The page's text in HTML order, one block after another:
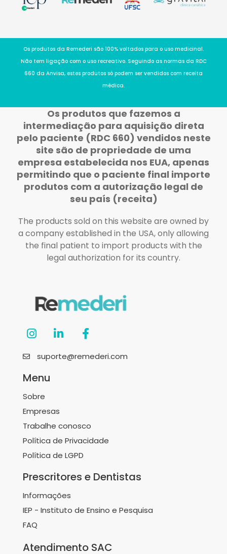
Os produtos da Remederi são 100% voltados para o uso medicinal.
Não tem ligação com o uso recreativo. Seguindo as normas da RDC
660 da Anvisa, estes produtos só podem ser vendidos com receita
médica.
Os produtos que fazemos a
intermediação para aquisição direta
pelo paciente (RDC 660) vendidos neste
site são de propriedade de uma
empresa estabelecida nos EUA, apenas
permitindo que o paciente final importe
produtos com a autorização legal de
seu país (receita)
The products sold on this website are owned by
a company established in the USA, only allowing
the final patient to import products with the
legal authorization for its country.
suporte@remederi.com
Menu
Sobre
Empresas
Trabalhe conosco
Política de Privacidade
Política de LGPD
Prescritores e Dentistas
Informações
IEP - Instituto de Ensino e Pesquisa
FAQ
Atendimento SAC